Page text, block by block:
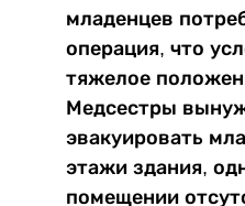
младенцев
операция, что
тяжелое
Медсестры
эвакуировать
этажи здания,
помещении